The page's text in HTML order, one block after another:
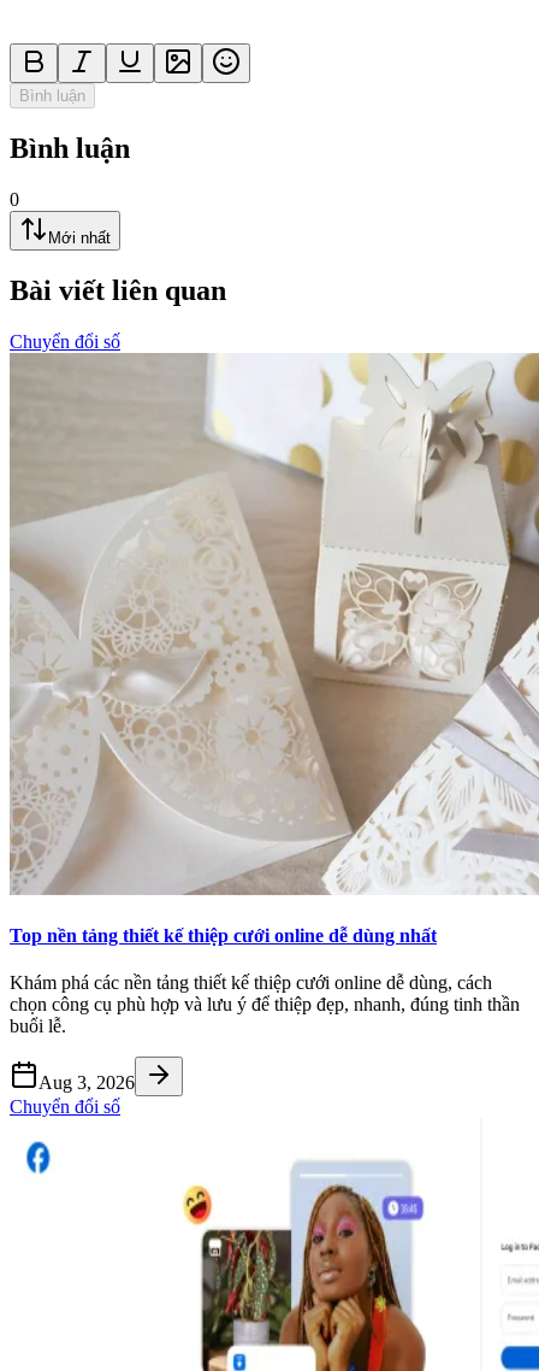
Bình luận
Bình luận
0
Mới nhất
Bài viết liên quan
Chuyển đổi số
Top nền tảng thiết kế thiệp cưới online dễ dùng nhất
Khám phá các nền tảng thiết kế thiệp cưới online dễ dùng, cách
chọn công cụ phù hợp và lưu ý để thiệp đẹp, nhanh, đúng tinh thần
buổi lễ.
Aug 3, 2026
Chuyển đổi số